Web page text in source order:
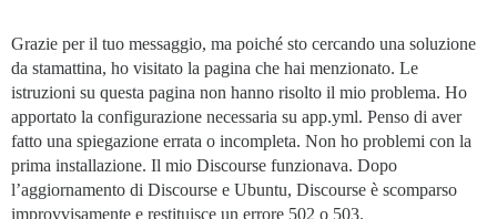
Grazie per il tuo messaggio, ma poiché sto cercando una soluzione
da stamattina, ho visitato la pagina che hai menzionato. Le
istruzioni su questa pagina non hanno risolto il mio problema. Ho
apportato la configurazione necessaria su app.yml. Penso di aver
fatto una spiegazione errata o incompleta. Non ho problemi con la
prima installazione. Il mio Discourse funzionava. Dopo
l’aggiornamento di Discourse e Ubuntu, Discourse è scomparso
improvvisamente e restituisce un errore 502 o 503.